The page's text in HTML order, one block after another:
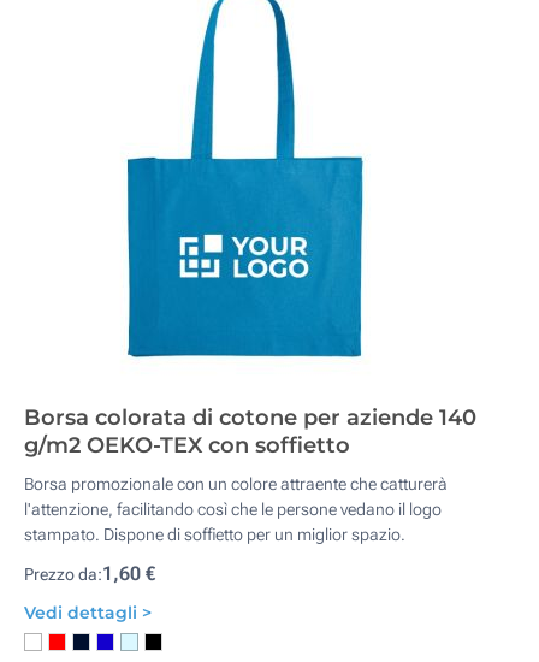
Borsa colorata di cotone per aziende 140
g/m2 OEKO-TEX con soffietto
Borsa promozionale con un colore attraente che catturerà
l'attenzione, facilitando così che le persone vedano il logo
stampato. Dispone di soffietto per un miglior spazio.
Prezzo da:1,60 €
Vedi dettagli >